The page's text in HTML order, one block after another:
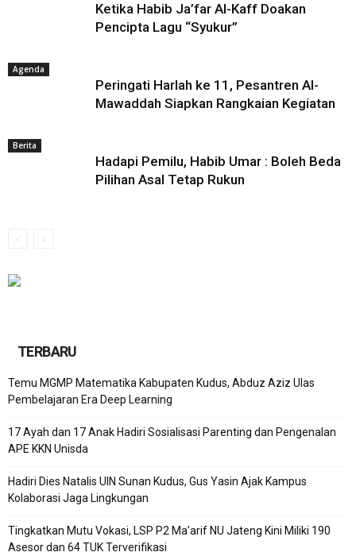
Ketika Habib Ja’far Al-Kaff Doakan
Pencipta Lagu “Syukur”
Agenda
Peringati Harlah ke 11, Pesantren Al-
Mawaddah Siapkan Rangkaian Kegiatan
Berita
Hadapi Pemilu, Habib Umar : Boleh Beda
Pilihan Asal Tetap Rukun
TERBARU
Temu MGMP Matematika Kabupaten Kudus, Abduz Aziz Ulas
Pembelajaran Era Deep Learning
17 Ayah dan 17 Anak Hadiri Sosialisasi Parenting dan Pengenalan
APE KKN Unisda
Hadiri Dies Natalis UIN Sunan Kudus, Gus Yasin Ajak Kampus
Kolaborasi Jaga Lingkungan
Tingkatkan Mutu Vokasi, LSP P2 Ma’arif NU Jateng Kini Miliki 190
Asesor dan 64 TUK Terverifikasi